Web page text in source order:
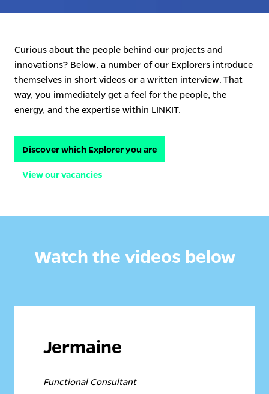
Curious about the people behind our projects and
innovations? Below, a number of our Explorers introduce
themselves in short videos or a written interview. That
way, you immediately get a feel for the people, the
energy, and the expertise within LINKIT.
Discover which Explorer you are
View our vacancies
Watch the videos below
Jermaine
Functional Consultant